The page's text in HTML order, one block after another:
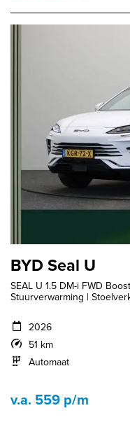
BYD Seal U
SEAL U 1.5 DM-i FWD
Stuurverwarming |
2026
51 km
Automaat
v.a. 559 p/m